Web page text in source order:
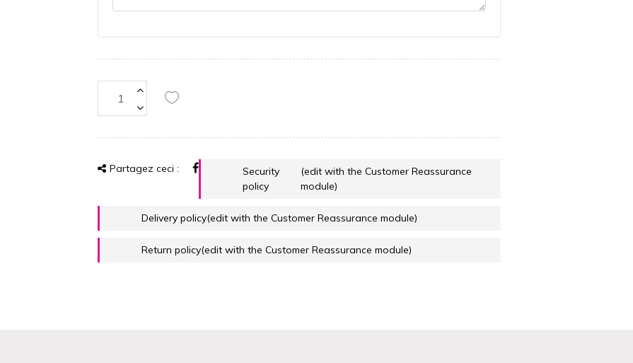
Partagez ceci :
Security
policy
(edit with the Customer Reassurance
module)
Delivery policy(edit with the Customer Reassurance module)
Return policy(edit with the Customer Reassurance module)